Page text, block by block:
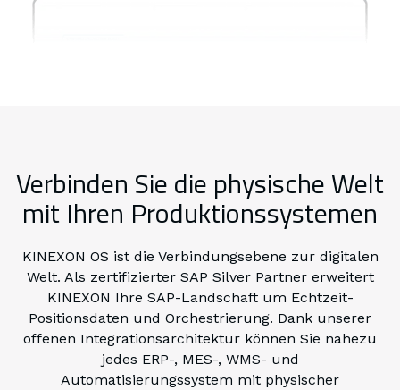
Verbinden Sie die physische Welt
mit Ihren Produktionssystemen
KINEXON OS ist die Verbindungsebene zur digitalen
Welt. Als zertifizierter SAP Silver Partner erweitert
KINEXON Ihre SAP-Landschaft um Echtzeit-
Positionsdaten und Orchestrierung. Dank unserer
offenen Integrationsarchitektur können Sie nahezu
jedes ERP-, MES-, WMS- und
Automatisierungssystem mit physischer